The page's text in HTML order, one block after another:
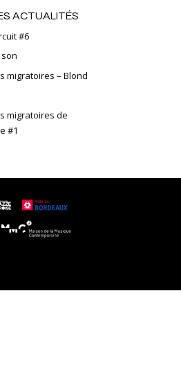
ACTUALITÉS
#6
migratoires – Blond
migratoires de
#1